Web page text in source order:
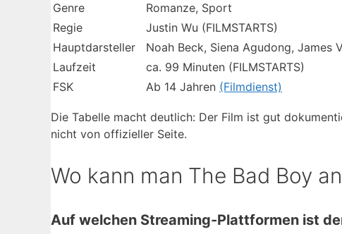
Genre
Romanze, Sport
Regie
Justin Wu (FILMSTARTS)
Hauptdarsteller
Noah Beck, Siena Agudong, James
Laufzeit
ca. 99 Minuten (FILMSTARTS)
FSK
Ab 14 Jahren (Filmdienst)
Die Tabelle macht deutlich: Der Film ist gut
nicht von offizieller Seite.
Wo kann man The Bad Boy
Auf welchen Streaming-Plattformen ist